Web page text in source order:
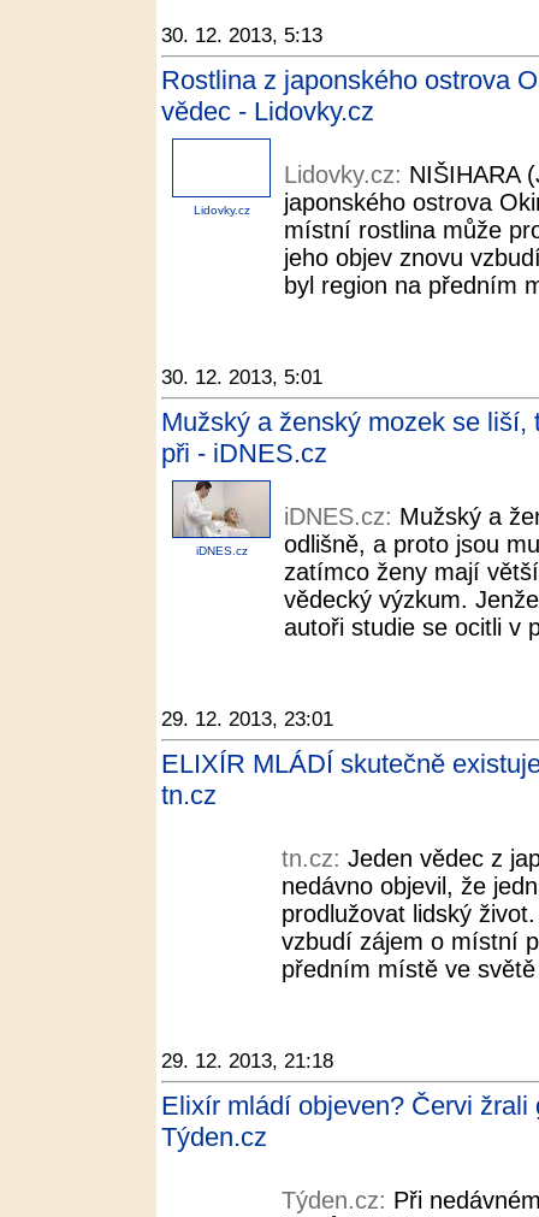
30. 12. 2013, 5:13
Rostlina z japonského ostrova
vědec - Lidovky.cz
Lidovky.cz
Lidovky.cz: NIŠIHARA
japonského ostrova
místní rostlina může
jeho objev znovu
byl region na předním
30. 12. 2013, 5:01
Mužský a ženský mozek se
při - iDNES.cz
iDNES.cz
iDNES.cz: Mužský a
odlišně, a proto jsou
zatímco ženy mají
vědecký výzkum.
autoři studie se ocitli v
29. 12. 2013, 23:01
ELIXÍR MLÁDÍ skutečně
tn.cz
tn.cz: Jeden vědec z
nedávno objevil, že
prodlužovat lidský
vzbudí zájem o místní
předním místě ve
29. 12. 2013, 21:18
Elixír mládí objeven? Červi
Týden.cz
Týden.cz: Při